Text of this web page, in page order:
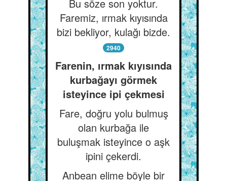
Bu söze son yoktur.
Faremiz, ırmak kıyısında
bizi bekliyor, kulağı bizde.
2940
Farenin, ırmak kıyısında
kurbağayı görmek
isteyince ipi çekmesi
Fare, doğru yolu bulmuş
olan kurbağa ile
buluşmak isteyince o aşk
ipini çekerdi.
Anbean elime böyle bir